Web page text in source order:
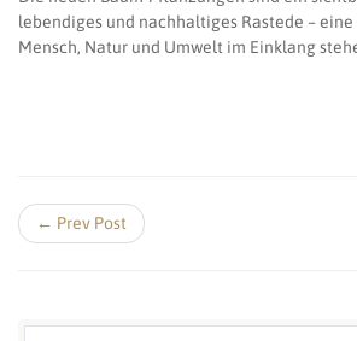
lebendiges und nachhaltiges Rastede –
Mensch, Natur und Umwelt im Einklang
← Prev Post